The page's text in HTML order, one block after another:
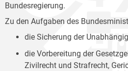
Bundesregierung.
Zu den Aufgaben des
die Sicherung der
die Vorbereitung der
Zivilrecht und Strafrecht,